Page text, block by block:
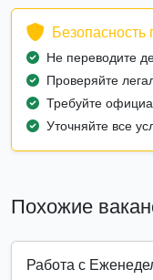
Безопасность
Не переводите
Проверяйте
Требуйте
Уточняйте все
Похожие
Работа с